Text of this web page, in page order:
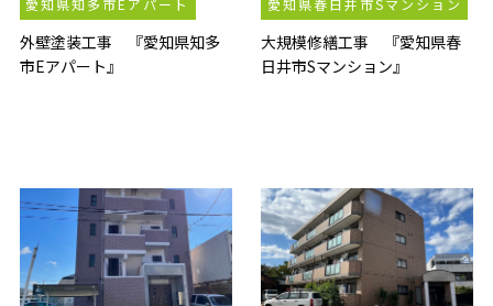
愛知県知多市Eアパート
外壁塗装工事 『愛知県知多
市Eアパート』
愛知県春日井市Sマンション
大規模修繕工事 『愛知県春
日井市Sマンション』